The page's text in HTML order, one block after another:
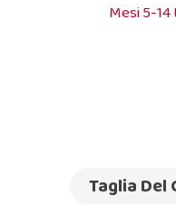
Mesi 5-
Taglia Del